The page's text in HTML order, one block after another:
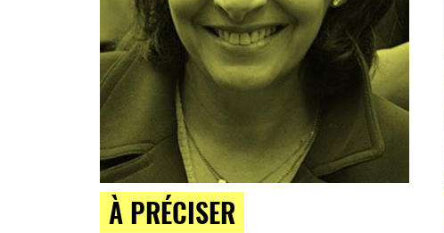
À PRÉCISER